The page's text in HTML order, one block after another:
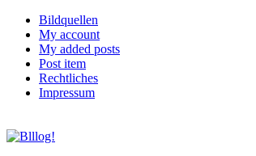
Bildquellen
My account
My added posts
Post item
Rechtliches
Impressum